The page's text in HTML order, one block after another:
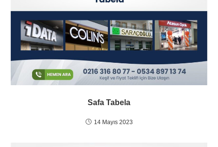
Safa Tabela
14 Mayıs 2023